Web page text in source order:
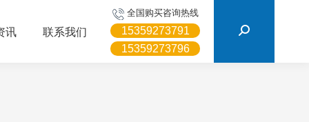
讯 联系我们
全国购买咨询热线
15359273791
15359273796